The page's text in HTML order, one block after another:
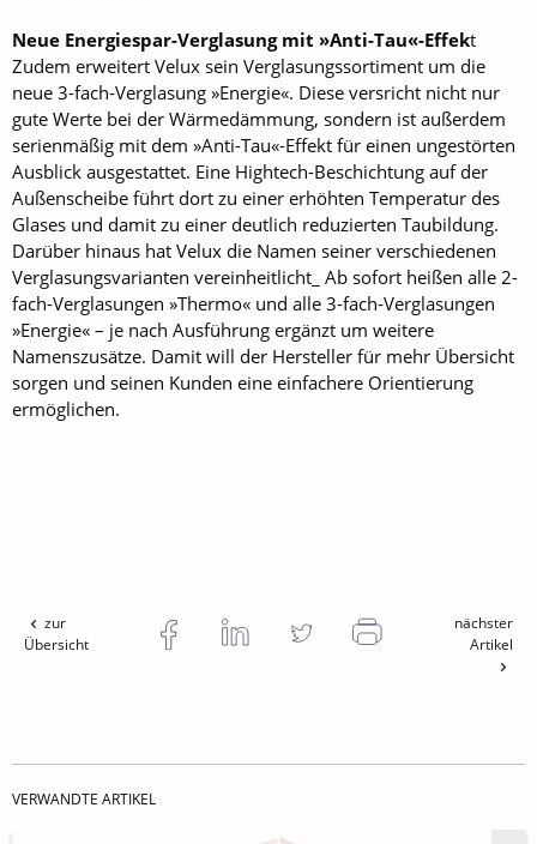
Neue Energiespar-Verglasung mit »Anti-Tau«-Effekt
Zudem erweitert Velux sein Verglasungssortiment um die
neue 3-fach-Verglasung »Energie«. Diese versricht nicht nur
gute Werte bei der Wärmedämmung, sondern ist außerdem
serienmäßig mit dem »Anti-Tau«-Effekt für einen ungestörten
Ausblick ausgestattet. Eine Hightech-Beschichtung auf der
Außenscheibe führt dort zu einer erhöhten Temperatur des
Glases und damit zu einer deutlich reduzierten Taubildung.
Darüber hinaus hat Velux die Namen seiner verschiedenen
Verglasungsvarianten vereinheitlicht_ Ab sofort heißen alle 2-
fach-Verglasungen »Thermo« und alle 3-fach-Verglasungen
»Energie« – je nach Ausführung ergänzt um weitere
Namenszusätze. Damit will der Hersteller für mehr Übersicht
sorgen und seinen Kunden eine einfachere Orientierung
ermöglichen.
zur
Übersicht
nächster
Artikel
VERWANDTE ARTIKEL